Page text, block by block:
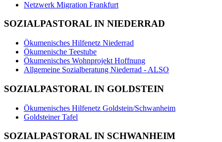
Netzwerk Migration Frankfurt
SOZIALPASTORAL IN NIEDERRAD
Ökumenisches Hilfenetz Niederrad
Ökumenische Teestube
Ökumenisches Wohnprojekt Hoffnung
Allgemeine Sozialberatung Niederrad - ALSO
SOZIALPASTORAL IN GOLDSTEIN
Ökumenisches Hilfenetz Goldstein/Schwanheim
Goldsteiner Tafel
SOZIALPASTORAL IN SCHWANHEIM